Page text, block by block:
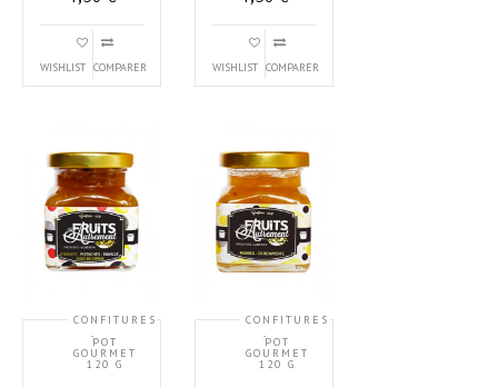
WISHLIST COMPARER WISHLIST COMPARER
CONFITURES
,
POT
GOURMET
120 G
CONFITURES
,
POT
GOURMET
120 G